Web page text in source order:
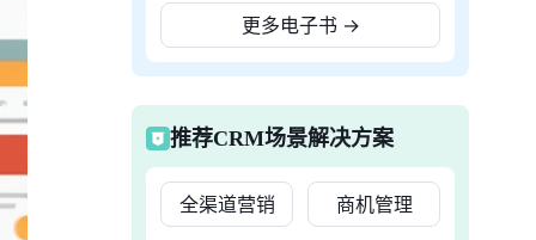
更多电子书 →
推荐CRM场景解决方案
全渠道营销 商机管理